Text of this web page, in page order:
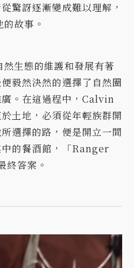
驚訝逐漸變成難以理解，
故事。
生態的維護和發展有著
毅然決然的選擇了自然圈
。在這過程中，Calvin
土地，必須從年輕族群開
選擇的路，便是開立一間
的餐酒館，「Ranger
終答案。